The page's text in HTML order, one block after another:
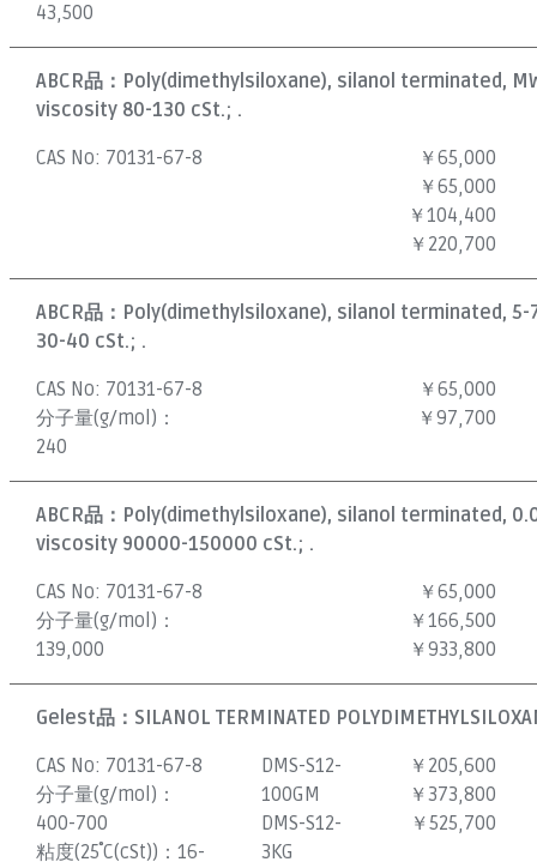
43,500
ABCR品： Poly(dimethylsiloxane), silanol terminated,
viscosity 80-130 cSt.; .
CAS No: 70131-67-8
￥65,000
￥65,000
￥104,400
￥220,700
ABCR品： Poly(dimethylsiloxane), silanol terminated, 5-
30-40 cSt.; .
CAS No: 70131-67-8
分子量(g/mol)：
240
￥65,000
￥97,700
ABCR品： Poly(dimethylsiloxane), silanol terminated,
viscosity 90000-150000 cSt.; .
CAS No: 70131-67-8
分子量(g/mol)：
139,000
￥65,000
￥166,500
￥933,800
Gelest品： SILANOL TERMINATED
CAS No: 70131-67-8
分子量(g/mol)：
400-700
粘度(25˚C(cSt))：16-
DMS-S12-
100GM
DMS-S12-
3KG
￥205,600
￥373,800
￥525,700